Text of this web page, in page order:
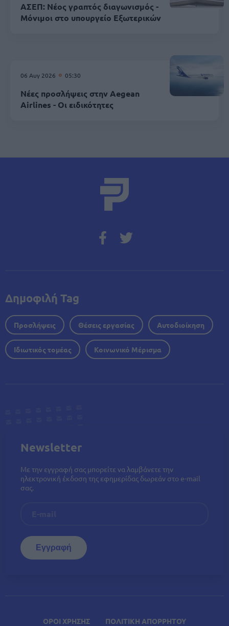
ΑΣΕΠ: Νέος γραπτός διαγωνισμός -
Μόνιμοι στο υπουργείο Εξωτερικών
06 Αυγ 2026 05:30
Νέες προσλήψεις στην Aegean
Airlines - Οι ειδικότητες
ΟΡΟΙ ΧΡΗΣΗΣ ΠΟΛΙΤΙΚΗ ΑΠΟΡΡΗΤΟΥ
Δημοφιλή Tag
Προσλήψεις Θέσεις εργασίας Αυτοδιοίκηση
Ιδιωτικός τομέας Κοινωνικό Μέρισμα
Newsletter
Με την εγγραφή σας μπορείτε να λαμβάνετε την
ηλεκτρονική έκδοση της εφημερίδας δωρεάν στο e-mail
σας.